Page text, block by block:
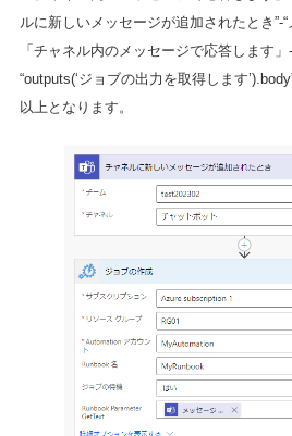
ルに新しいメッセージが追加されたとき”-
「チャネル内のメッセージで応答します
“outputs(‘ジョブの出力を取得します
以上となります。